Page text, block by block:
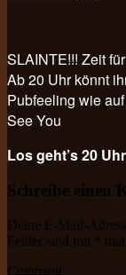
SLAINTE!!! Zeit
Ab 20 Uhr könnt
Pubfeeling wie
See You
Los geht’s 20
Schreibe einen
Deine E-Mail-
Felder sind mit
Comment